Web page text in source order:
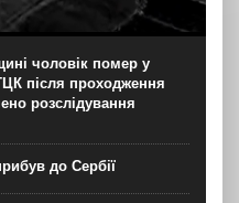
США, Україна
по деяких неросійських
інфраструктури Чорного
для експорту
чоловік помер у
після проходження
розслідування
до Сербії